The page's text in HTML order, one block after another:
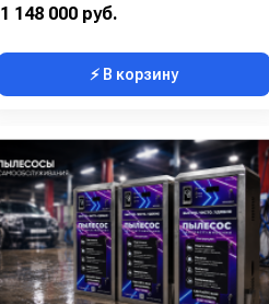
1 148 000 руб.
⚡ В корзину